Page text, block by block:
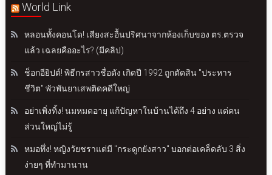
World Link
หลอนทั้งคอนโด! เสียงสะอื้นปริศนาจากห้องเก็บของ ตร.ตรวจ
แล้ว เฉลยคืออะไร? (มีคลิป)
ช็อกอียิปต์! พิธีกรสาวชื่อดัง เกิดปี 1992 ถูกตัดสิน "ประหาร
ชีวิต" พัวพันยาเสพติดคดีใหญ่
อย่าเพิ่งทิ้ง! นมหมดอายุ แก้ปัญหาในบ้านได้ถึง 4 อย่าง แต่คน
ส่วนใหญ่ไม่รู้
หมอทึ่ง! หญิงวัยชราแต่มี "กระดูกยังสาว" บอกต่อเคล็ดลับ 3 สิ่ง
ง่ายๆ ที่ทำมานาน